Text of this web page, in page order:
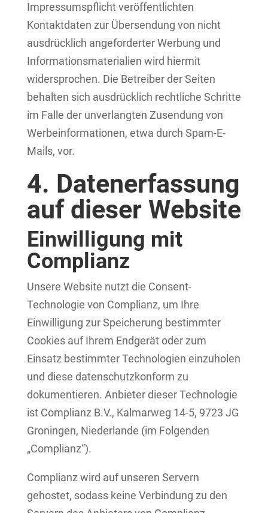
Impressumspflicht veröffentlichten
Kontaktdaten zur Übersendung von nicht
ausdrücklich angeforderter Werbung und
Informationsmaterialien wird hiermit
widersprochen. Die Betreiber der Seiten
behalten sich ausdrücklich rechtliche Schritte
im Falle der unverlangten Zusendung von
Werbeinformationen, etwa durch Spam-E-
Mails, vor.
4. Datenerfassung
auf dieser Website
Einwilligung mit
Complianz
Unsere Website nutzt die Consent-
Technologie von Complianz, um Ihre
Einwilligung zur Speicherung bestimmter
Cookies auf Ihrem Endgerät oder zum
Einsatz bestimmter Technologien einzuholen
und diese datenschutzkonform zu
dokumentieren. Anbieter dieser Technologie
ist Complianz B.V., Kalmarweg 14-5, 9723 JG
Groningen, Niederlande (im Folgenden
„Complianz“).
Complianz wird auf unseren Servern
gehostet, sodass keine Verbindung zu den